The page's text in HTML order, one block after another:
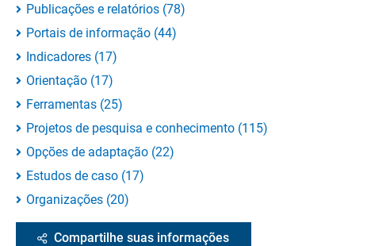
Publicações e relatórios (78)
Portais de informação (44)
Indicadores (17)
Orientação (17)
Ferramentas (25)
Projetos de pesquisa e conhecimento (115)
Opções de adaptação (22)
Estudos de caso (17)
Organizações (20)
Compartilhe suas informações